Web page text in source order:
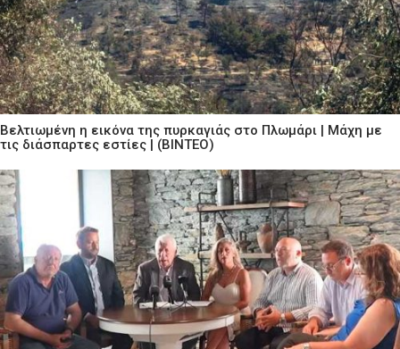
Βελτιωμένη η εικόνα της πυρκαγιάς στο Πλωμάρι | Μάχη με
τις διάσπαρτες εστίες | (ΒΙΝΤΕΟ)